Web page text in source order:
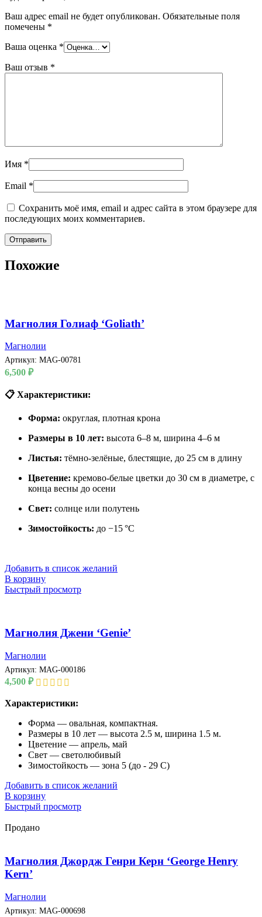
Ваш адрес email не будет опубликован. Обязательные поля
помечены *
Ваша оценка *
Ваш отзыв *
Имя *
Email *
Сохранить моё имя, email и адрес сайта в этом браузере для
последующих моих комментариев.
Похожие
Магнолия Голиаф ‘Goliath’
Магнолии
Артикул: MAG-00781
6,500 ₽
📋 Характеристики:
Форма: округлая, плотная крона
Размеры в 10 лет: высота 6–8 м, ширина 4–6 м
Листья: тёмно-зелёные, блестящие, до 25 см в длину
Цветение: кремово-белые цветки до 30 см в диаметре, с
конца весны до осени
Свет: солнце или полутень
Зимостойкость: до −15 °C
Добавить в список желаний
В корзину
Быстрый просмотр
Магнолия Джени ‘Genie’
Магнолии
Артикул: MAG-000186
4,500 ₽
Характеристики:
Форма — овальная, компактная.
Размеры в 10 лет — высота 2.5 м, ширина 1.5 м.
Цветение — апрель, май
Свет — светолюбивый
Зимостойкость — зона 5 (до - 29 С)
Добавить в список желаний
В корзину
Быстрый просмотр
Продано
Магнолия Джордж Генри Керн ‘George Henry
Kern’
Магнолии
Артикул: MAG-000698